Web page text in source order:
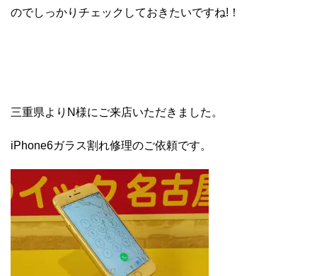
のでしっかりチェックしておきたいですね!！
三重県よりN様にご来店いただきました。
iPhone6ガラス割れ修理のご依頼です。